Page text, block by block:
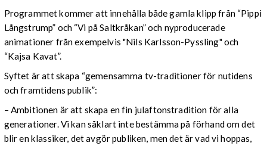
Programmet kommer att innehålla både gamla klipp från “Pippi
Långstrump” och “Vi på Saltkråkan” och nyproducerade
animationer från exempelvis "Nils Karlsson-Pyssling" och
“Kajsa Kavat”.
Syftet är att skapa “gemensamma tv-traditioner för nutidens
och framtidens publik”:
– Ambitionen är att skapa en fin julaftonstradition för alla
generationer. Vi kan såklart inte bestämma på förhand om det
blir en klassiker, det avgör publiken, men det är vad vi hoppas,